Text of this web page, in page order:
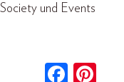
und Events